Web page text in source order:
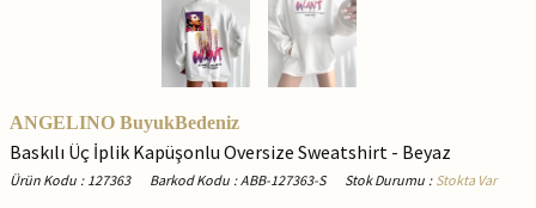
ANGELINO BuyukBedeniz
Baskılı Üç İplik Kapüşonlu Oversize Sweatshirt - Beyaz
Ürün Kodu : 127363 Barkod Kodu : ABB-127363-S Stok Durumu : Stokta Var